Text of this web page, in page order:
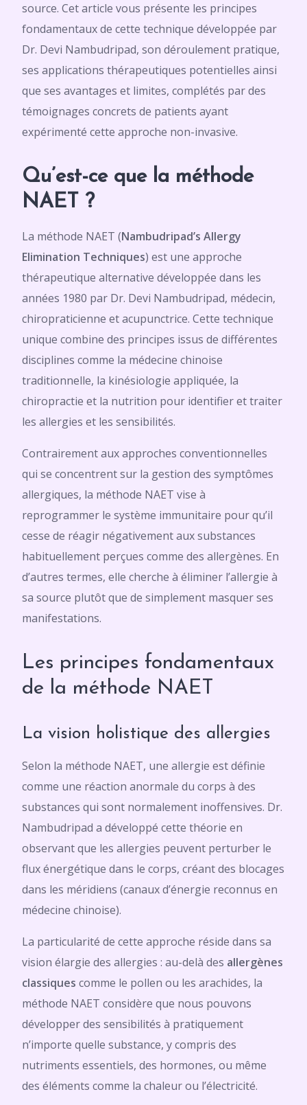
source. Cet article vous présente les principes
fondamentaux de cette technique développée par
Dr. Devi Nambudripad, son déroulement pratique,
ses applications thérapeutiques potentielles ainsi
que ses avantages et limites, complétés par des
témoignages concrets de patients ayant
expérimenté cette approche non-invasive.
Qu’est-ce que la méthode
NAET ?
La méthode NAET (Nambudripad’s Allergy
Elimination Techniques) est une approche
thérapeutique alternative développée dans les
années 1980 par Dr. Devi Nambudripad, médecin,
chiropraticienne et acupunctrice. Cette technique
unique combine des principes issus de différentes
disciplines comme la médecine chinoise
traditionnelle, la kinésiologie appliquée, la
chiropractie et la nutrition pour identifier et traiter
les allergies et les sensibilités.
Contrairement aux approches conventionnelles
qui se concentrent sur la gestion des symptômes
allergiques, la méthode NAET vise à
reprogrammer le système immunitaire pour qu’il
cesse de réagir négativement aux substances
habituellement perçues comme des allergènes. En
d’autres termes, elle cherche à éliminer l’allergie à
sa source plutôt que de simplement masquer ses
manifestations.
Les principes fondamentaux
de la méthode NAET
La vision holistique des allergies
Selon la méthode NAET, une allergie est définie
comme une réaction anormale du corps à des
substances qui sont normalement inoffensives. Dr.
Nambudripad a développé cette théorie en
observant que les allergies peuvent perturber le
flux énergétique dans le corps, créant des blocages
dans les méridiens (canaux d’énergie reconnus en
médecine chinoise).
La particularité de cette approche réside dans sa
vision élargie des allergies : au-delà des allergènes
classiques comme le pollen ou les arachides, la
méthode NAET considère que nous pouvons
développer des sensibilités à pratiquement
n’importe quelle substance, y compris des
nutriments essentiels, des hormones, ou même
des éléments comme la chaleur ou l’électricité.